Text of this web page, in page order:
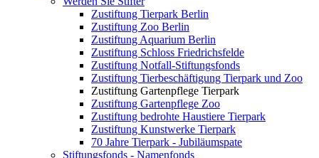
Zustiftung Tierpark Berlin
Zustiftung Zoo Berlin
Zustiftung Aquarium Berlin
Zustiftung Schloss Friedrichsfelde
Zustiftung Notfall-Stiftungsfonds
Zustiftung Tierbeschäftigung Tierpark und Zoo
Zustiftung Gartenpflege Tierpark
Zustiftung Gartenpflege Zoo
Zustiftung bedrohte Haustiere Tierpark
Zustiftung Kunstwerke Tierpark
70 Jahre Tierpark - Jubiläumspate
Stiftungsfonds - Namenfonds